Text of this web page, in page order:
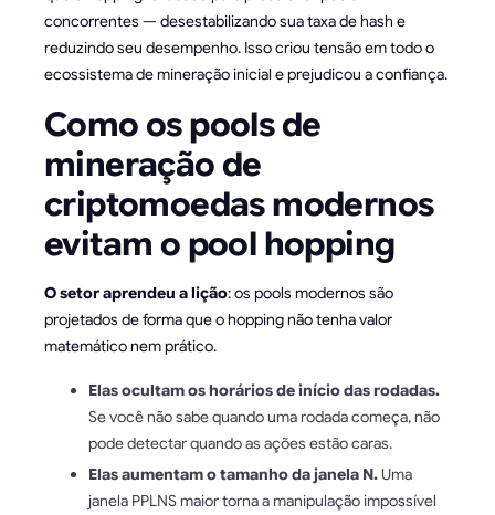
concorrentes — desestabilizando sua taxa de hash e
reduzindo seu desempenho. Isso criou tensão em todo o
ecossistema de mineração inicial e prejudicou a confiança.
Como os pools de
mineração de
criptomoedas modernos
evitam o pool hopping
O setor aprendeu a lição: os pools modernos são
projetados de forma que o hopping não tenha valor
matemático nem prático.
Elas ocultam os horários de início das rodadas.
Se você não sabe quando uma rodada começa, não
pode detectar quando as ações estão caras.
Elas aumentam o tamanho da janela N.Uma
janela PPLNS maior torna a manipulação impossível